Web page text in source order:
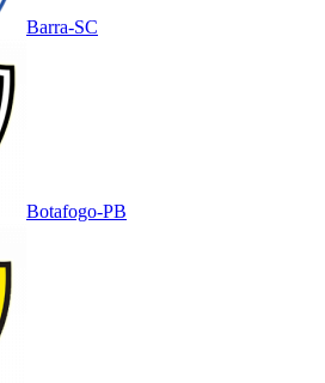
Barra-SC
Botafogo-PB